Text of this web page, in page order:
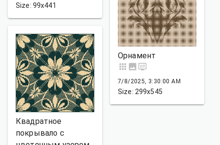
Size: 99x441
Орнамент
7/8/2025, 3:30:00 AM
Size: 299x545
Квадратное
покрывало с